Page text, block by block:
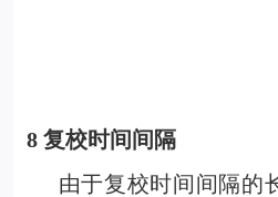
8 复校时间间隔
由于复校时间间隔的